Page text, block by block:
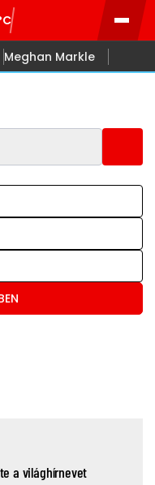
Meghan Markle
a világhírnevet